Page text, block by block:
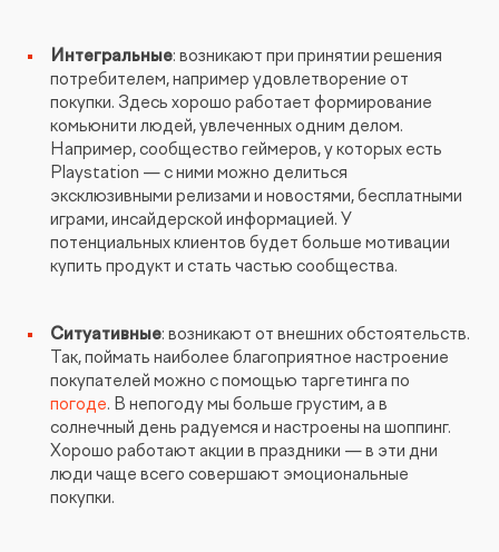
Интегральные: возникают при принятии решения
потребителем, например удовлетворение от
покупки. Здесь хорошо работает формирование
комьюнити людей, увлеченных одним делом.
Например, сообщество геймеров, у которых есть
Playstation — с ними можно делиться
эксклюзивными релизами и новостями, бесплатными
играми, инсайдерской информацией. У
потенциальных клиентов будет больше мотивации
купить продукт и стать частью сообщества.
Ситуативные: возникают от внешних обстоятельств.
Так, поймать наиболее благоприятное настроение
покупателей можно с помощью таргетинга по
погоде. В непогоду мы больше грустим, а в
солнечный день радуемся и настроены на шоппинг.
Хорошо работают акции в праздники — в эти дни
люди чаще всего совершают эмоциональные
покупки.